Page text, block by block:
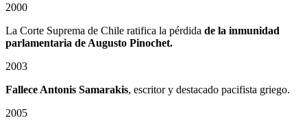
2000
La Corte Suprema de Chile ratifica la pérdida de la inmunidad
parlamentaria de Augusto Pinochet.
2003
Fallece Antonis Samarakis, escritor y destacado pacifista griego.
2005